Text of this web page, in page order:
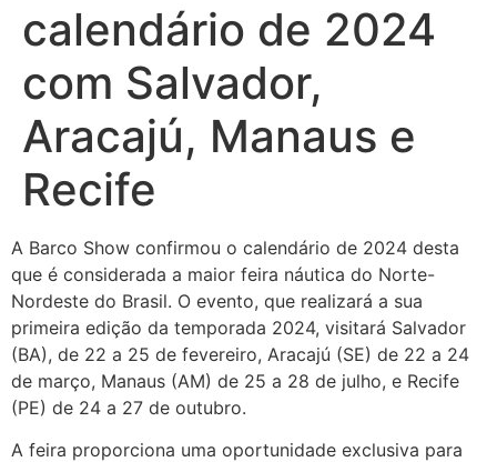
calendário de 2024
com Salvador,
Aracajú, Manaus e
Recife
A Barco Show confirmou o calendário de 2024 desta
que é considerada a maior feira náutica do Norte-
Nordeste do Brasil. O evento, que realizará a sua
primeira edição da temporada 2024, visitará Salvador
(BA), de 22 a 25 de fevereiro, Aracajú (SE) de 22 a 24
de março, Manaus (AM) de 25 a 28 de julho, e Recife
(PE) de 24 a 27 de outubro.
A feira proporciona uma oportunidade exclusiva para